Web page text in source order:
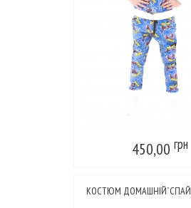
450,00 грн
КОСТЮМ